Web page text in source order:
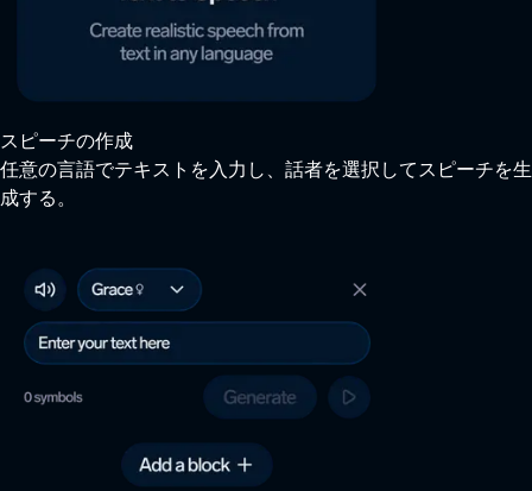
スピーチの作成
任意の言語でテキストを入力し、話者を選択してスピーチを生
成する。